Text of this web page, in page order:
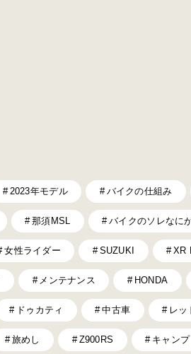
2023年モデル バイクの仕組み
那須MSL バイクのソレなに
女性ライダー SUZUKI XR
メンテナンス HONDA
ドゥカティ 中古車 レッ
旅めし Z900RS キャンプ